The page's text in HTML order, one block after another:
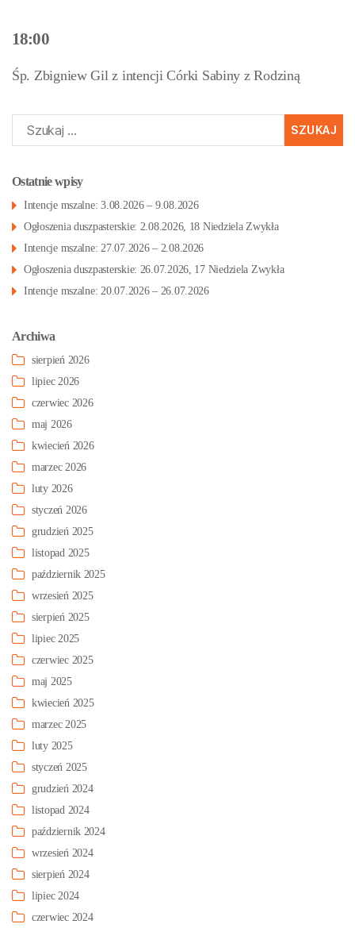
18:00
Śp. Zbigniew Gil z intencji Córki Sabiny z Rodziną
Szukaj:
Ostatnie wpisy
Intencje mszalne: 3.08.2026 – 9.08.2026
Ogłoszenia duszpasterskie: 2.08.2026, 18 Niedziela Zwykła
Intencje mszalne: 27.07.2026 – 2.08.2026
Ogłoszenia duszpasterskie: 26.07.2026, 17 Niedziela Zwykła
Intencje mszalne: 20.07.2026 – 26.07.2026
Archiwa
sierpień 2026
lipiec 2026
czerwiec 2026
maj 2026
kwiecień 2026
marzec 2026
luty 2026
styczeń 2026
grudzień 2025
listopad 2025
październik 2025
wrzesień 2025
sierpień 2025
lipiec 2025
czerwiec 2025
maj 2025
kwiecień 2025
marzec 2025
luty 2025
styczeń 2025
grudzień 2024
listopad 2024
październik 2024
wrzesień 2024
sierpień 2024
lipiec 2024
czerwiec 2024